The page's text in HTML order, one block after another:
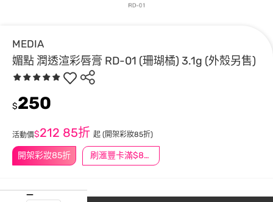
MEDIA
媚點 潤透渲彩唇膏 RD-01 (珊瑚橘) 3.1g (外殼另售)
開架彩妝85折 刷滙豐卡滿$888送3萬點
$250
活動價$212 85折 起 (開架彩妝85折)